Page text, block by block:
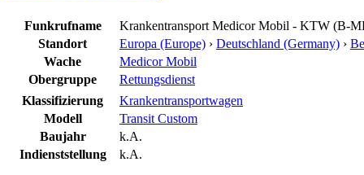
Funkrufname
Krankentransport Medicor Mobil - KTW (B-
Standort
Europa (Europe) › Deutschland (Germany) ›
Wache
Medicor Mobil
Obergruppe
Rettungsdienst
Klassifizierung
Krankentransportwagen
Modell
Transit Custom
Baujahr
k.A.
Indienststellung
k.A.